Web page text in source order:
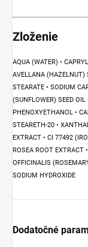
Zloženie
AQUA (WATER) •
AVELLANA (HAZELNUT)
STEARATE • SODIUM
(SUNFLOWER) SEED OIL
PHENOXYETHANOL •
STEARETH-20 •
EXTRACT • CI 77492
ROSEA ROOT EXTRACT
OFFICINALIS
SODIUM HYDROXIDE
Dodatočné